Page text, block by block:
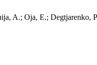
A.; Oja, E.;